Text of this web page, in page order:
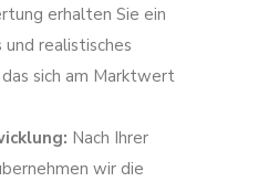
erhalten Sie ein
realistisches
sich am Marktwert
Nach Ihrer
wir die